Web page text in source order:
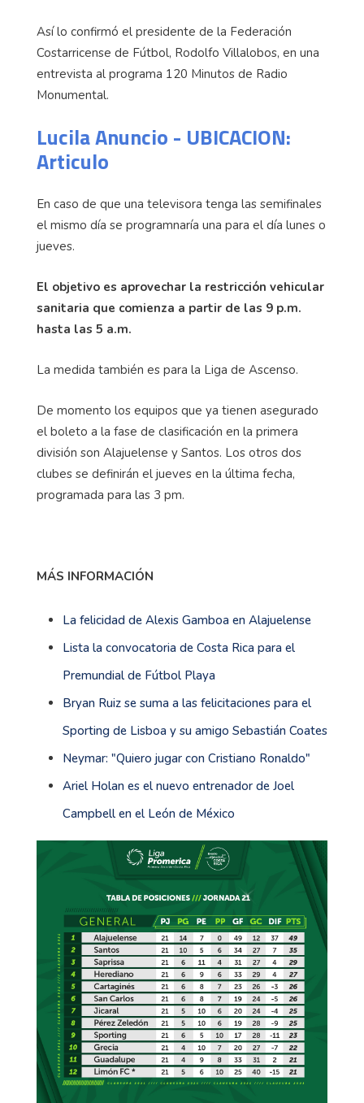
Así lo confirmó el presidente de la Federación
Costarricense de Fútbol, Rodolfo Villalobos, en una
entrevista al programa 120 Minutos de Radio
Monumental.
Lucila Anuncio - UBICACION:
Articulo
En caso de que una televisora tenga las semifinales
el mismo día se programnaría una para el día lunes o
jueves.
El objetivo es aprovechar la restricción vehicular
sanitaria que comienza a partir de las 9 p.m.
hasta las 5 a.m.
La medida también es para la Liga de Ascenso.
De momento los equipos que ya tienen asegurado
el boleto a la fase de clasificación en la primera
división son Alajuelense y Santos. Los otros dos
clubes se definirán el jueves en la última fecha,
programada para las 3 pm.
MÁS INFORMACIÓN
La felicidad de Alexis Gamboa en Alajuelense
Lista la convocatoria de Costa Rica para el
Premundial de Fútbol Playa
Bryan Ruiz se suma a las felicitaciones para el
Sporting de Lisboa y su amigo Sebastián Coates
Neymar: "Quiero jugar con Cristiano Ronaldo"
Ariel Holan es el nuevo entrenador de Joel
Campbell en el León de México